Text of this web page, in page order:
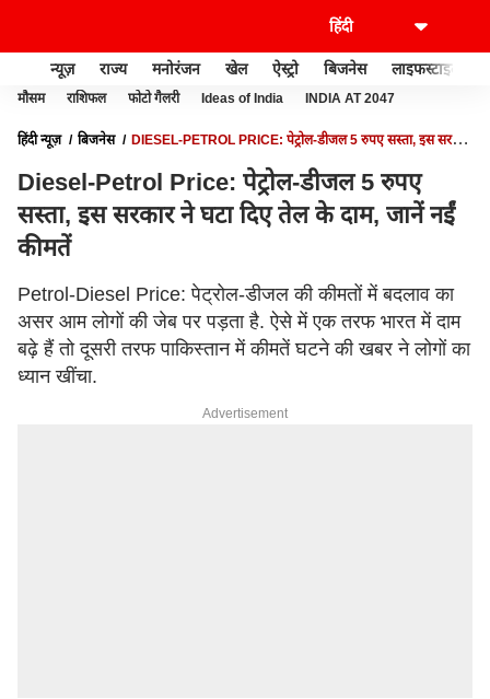
न्यूज़ राज्य मनोरंजन खेल ऐस्ट्रो बिजनेस लाइफस्टाइल
मौसम राशिफल फोटो गैलरी Ideas of India INDIA AT 2047
हिंदी न्यूज़ बिजनेस
DIESEL-PETROL PRICE: पेट्रोल-डीजल 5 रुपए सस्ता, इस सरकार
Diesel-Petrol Price: पेट्रोल-डीजल 5 रुपए
सस्ता, इस सरकार ने घटा दिए तेल के दाम, जानें नईं
कीमतें
Petrol-Diesel Price: पेट्रोल-डीजल की कीमतों में बदलाव का
असर आम लोगों की जेब पर पड़ता है. ऐसे में एक तरफ भारत में दाम
बढ़े हैं तो दूसरी तरफ पाकिस्तान में कीमतें घटने की खबर ने लोगों का
ध्यान खींचा.
Advertisement